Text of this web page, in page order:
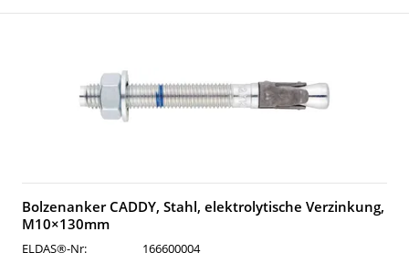
Bolzenanker CADDY, Stahl, elektrolytische Verzinkung,
M10×130mm
ELDAS®-Nr: 166600004